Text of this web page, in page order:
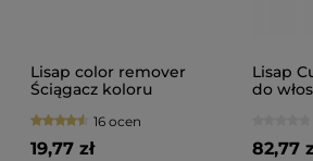
Lisap color remover
Ściągacz koloru
16 ocen
19,77 zł
Lisap
do
82,77